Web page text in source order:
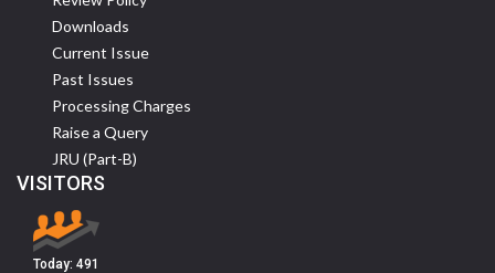
Downloads
Current Issue
Past Issues
Processing Charges
Raise a Query
JRU (Part-B)
VISITORS
Today: 491